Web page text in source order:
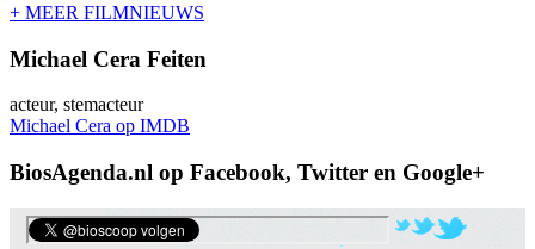
+ MEER FILMNIEUWS
Michael Cera Feiten
acteur, stemacteur
Michael Cera op IMDB
BiosAgenda.nl op Facebook, Twitter en Google+